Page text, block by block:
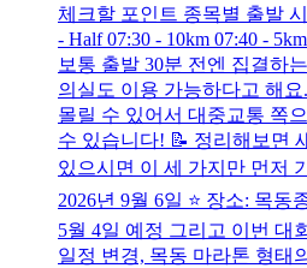
체크할 포인트 종목별 출발
- Half 07:30 - 10km 07:40 -
보통 출발 30분 전엔 집결하
의실도 이용 가능하다고 해
몰릴 수 있어서 대중교통 쪽
수 있습니다! 📝 정리해보면
있으시면 이 세 가지만 먼저
2026년 9월 6일 ⭐ 장소: 목동
5월 4일 예정 그리고 이번 대
일정 변경, 목동 마라톤 형태